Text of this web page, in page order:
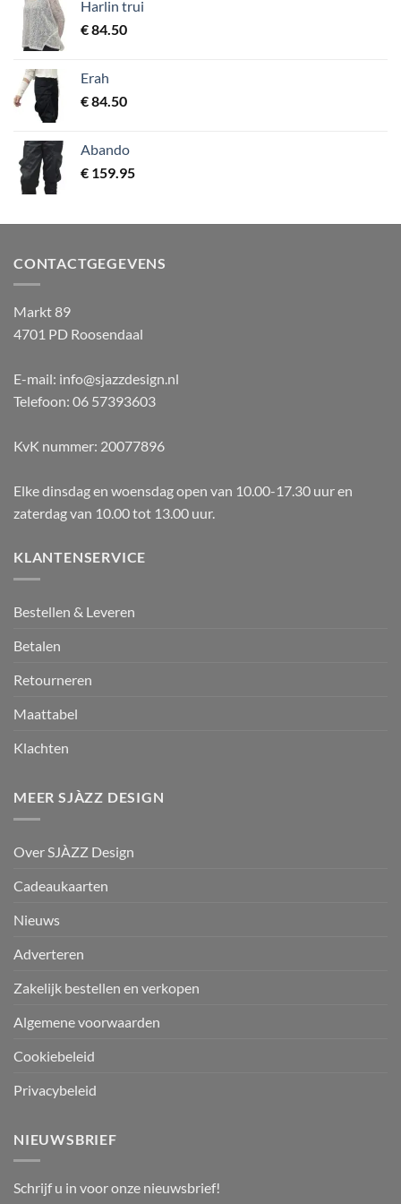
Harlin trui
€84.50
Erah
€84.50
Abando
€ 159.95
CONTACTGEGEVENS
Markt 89
4701 PD Roosendaal
E-mail: info@sjazzdesign.nl
Telefoon: 06 57393603
KvK nummer: 20077896
Elke dinsdag en woensdag open van 10.00-17.30 uur en
zaterdag van 10.00 tot 13.00 uur.
KLANTENSERVICE
Bestellen & Leveren
Betalen
Retourneren
Maattabel
Klachten
MEER SJÀZZ DESIGN
Over SJÀZZ Design
Cadeaukaarten
Nieuws
Adverteren
Zakelijk bestellen en verkopen
Algemene voorwaarden
Cookiebeleid
Privacybeleid
NIEUWSBRIEF
Schrijf u in voor onze nieuwsbrief!